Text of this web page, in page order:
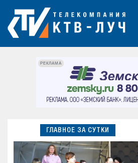
РЕКЛАМА
ГЛАВНОЕ ЗА СУТКИ